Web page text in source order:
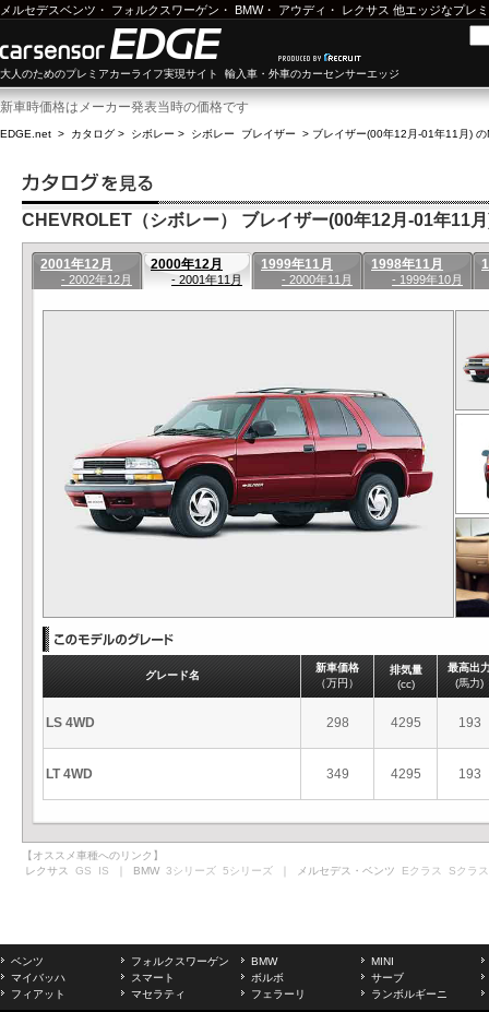
メルセデスベンツ ・ フォルクスワーゲン ・ BMW・ アウディ ・ レクサス 他エッジなプレ
大人のためのプレミアカーライフ実現サイト 輸入車・外車のカーセンサーエッジ
新車時価格はメーカー発表当時の価格です
EDGE.net > カタログ > シボレー > シボレー ブレイザー > ブレイザー(00年12月-01年11月) の
CHEVROLET（シボレー） ブレイザー(00年12月-01年11
2001年12月
- 2002年12月
2000年12月
- 2001年11月
1999年11月
- 2000年11月
1998年11月
- 1999年10月
グレード名
新車価格
（万円）
排気量
(cc)
最高出
(馬力)
LS 4WD 298 4295 193
LT 4WD 349 4295 193
【オススメ車種へのリンク】
レクサス GS IS ｜ BMW 3シリーズ 5シリーズ ｜ メルセデス・ベンツ Eクラス Sクラス
ベンツ フォルクスワーゲン BMW
MINI
マイバッハ
スマート ボルボ
サーブ
フィアット
マセラティ フェラーリ ランボルギーニ